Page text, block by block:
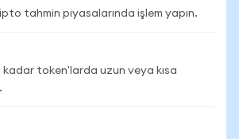
tahmin piyasalarında işlem yapın.
kadar token'larda uzun veya kısa